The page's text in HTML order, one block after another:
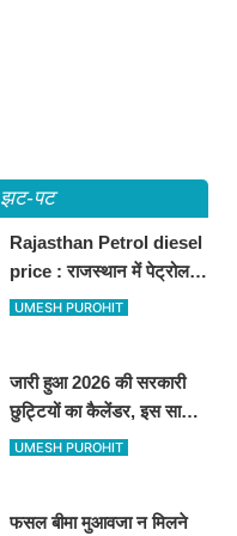
झट-पट
Rajasthan Petrol diesel
price : राजस्थान में पेट्रोल-
डीजल की कीमतें जारी, जानिए
UMESH PUROHIT
जारी हुआ 2026 की सरकारी
छुट्टियों का कैलेंडर, इस साल
कई बार मिलेगा लगातार
UMESH PUROHIT
फसल बीमा मुआवजा न मिलने